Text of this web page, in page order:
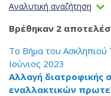
Αναλυτική αναζήτηση
Βρέθηκαν 2
Το Βήμα του Ασκληπιού
Ιούνιος 2023
Αλλαγή διατροφικής
εναλλακτικών